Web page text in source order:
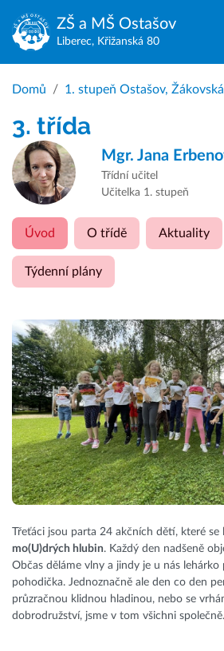
ZŠ a MŠ Ostašov
Liberec, Křižanská 80
Domů 1. stupeň Ostašov, Žákovská
3. třída
Mgr. Jana
Třídní učitel
Učitelka 1. stupeň
Úvod O třídě Aktuality
Týdenní plány
Třeťáci jsou parta 24 akčních dětí, které se
mo(U)drých hlubin. Každý den nadšeně
Občas děláme vlny a jindy je u nás lehárko
pohodička. Jednoznačně ale den co den
průzračnou klidnou hladinou, nebo se
dobrodružství, jsme v tom všichni společně.